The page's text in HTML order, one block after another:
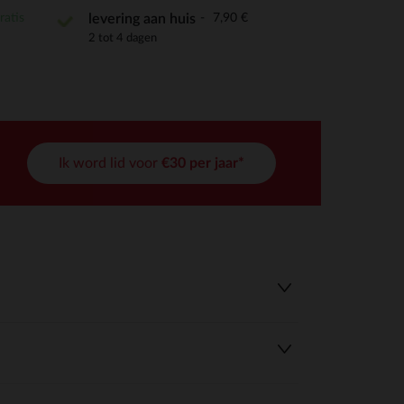
aan te passen en te beheren, en zorgt ervoor dat aan
levering aan huis 7,90 €
2 tot 4 dagen
Ik word lid voor €30 per jaar*